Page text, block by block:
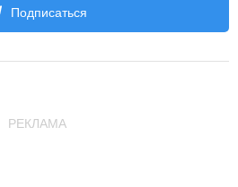
Подписаться
РЕКЛАМА